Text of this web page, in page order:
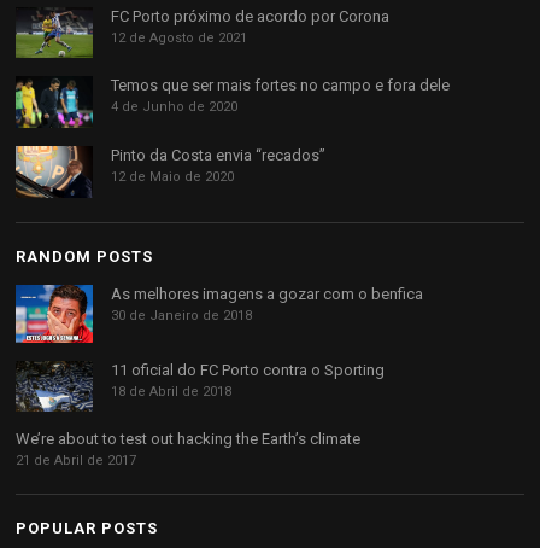
FC Porto próximo de acordo por Corona
12 de Agosto de 2021
Temos que ser mais fortes no campo e fora dele
4 de Junho de 2020
Pinto da Costa envia “recados”
12 de Maio de 2020
RANDOM POSTS
As melhores imagens a gozar com o benfica
30 de Janeiro de 2018
11 oficial do FC Porto contra o Sporting
18 de Abril de 2018
We’re about to test out hacking the Earth’s climate
21 de Abril de 2017
POPULAR POSTS